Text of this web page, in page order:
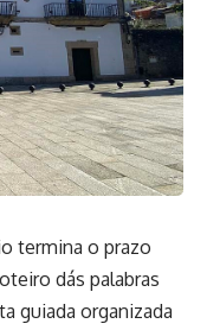
termina o prazo
dás palabras
guiada organizada